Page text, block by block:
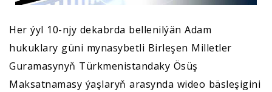
Her ýyl 10-njy dekabrda bellenilýän Adam
hukuklary güni mynasybetli Birleşen Milletler
Guramasynyň Türkmenistandaky Ösüş
Maksatnamasy ýaşlaryň arasynda wideo bäsleşigini